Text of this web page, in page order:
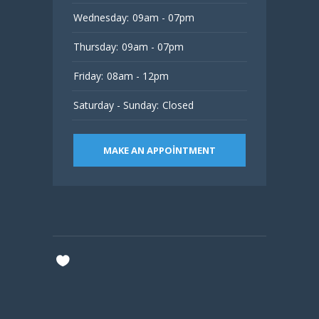
Wednesday: 09am - 07pm
Thursday: 09am - 07pm
Friday: 08am - 12pm
Saturday - Sunday: Closed
MAKE AN APPOINTMENT